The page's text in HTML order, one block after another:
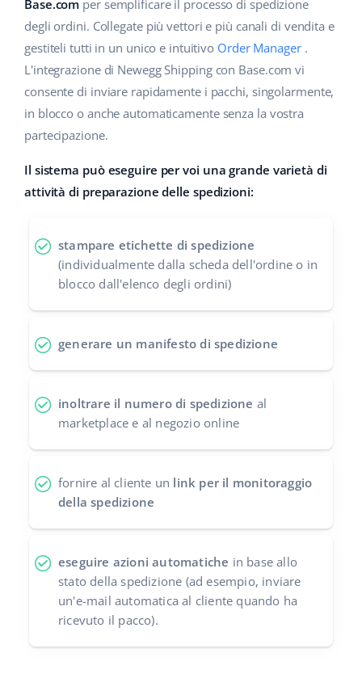
Gestione Spedizioni
Workflow Automation
Base Connect
AI per l'e-commerce
Casa e giardino
Prodotti per bambini
Elettronica
Automotive
Salute e bellezza
Centro Assistenza
Academy
Servizi
Audit dell'account
Calcolatore dei vantaggi
Collaborazione e partner
Contatto
english (US)
english (GB)
english (IN)
čeština
deutsch
Ελληνικά
español (AR)
español (MX)
Français
Italiano
português (BR)
中文
Base.com per semplificare il processo di spedizione
degli ordini. Collegate più vettori e più canali di vendita e
gestiteli tutti in un unico e intuitivo Order Manager.
L'integrazione di Newegg Shipping con Base.com vi
consente di inviare rapidamente i pacchi, singolarmente,
in blocco o anche automaticamente senza la vostra
partecipazione.
Il sistema può eseguire per voi una grande varietà di
attività di preparazione delle spedizioni:
stampare etichette di spedizione
(individualmente dalla scheda dell'ordine o in
blocco dall'elenco degli ordini)
generare un manifesto di spedizione
inoltrare il numero di spedizione al
marketplace e al negozio online
fornire al cliente un link per il monitoraggio
della spedizione
eseguire azioni automatiche in base allo
stato della spedizione (ad esempio, inviare
un'e-mail automatica al cliente quando ha
ricevuto il pacco).